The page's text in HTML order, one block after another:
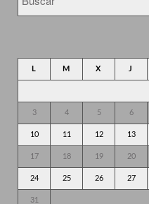
L M X J
3 4 5 6
10 11 12 13
17 18 19 20
24 25 26 27
31